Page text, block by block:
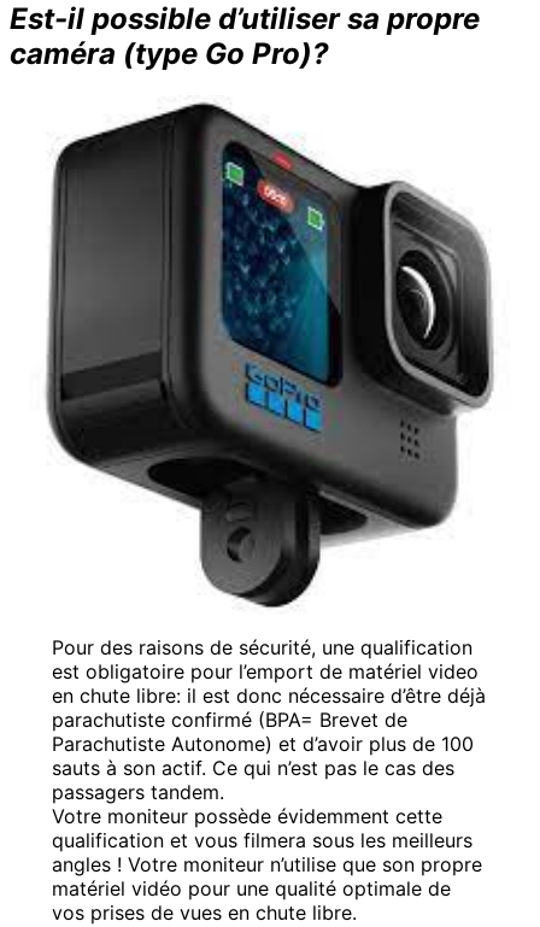
Est-il possible d’utiliser sa propre
caméra (type Go Pro)?
Pour des raisons de sécurité, une qualification
est obligatoire pour l’emport de matériel video
en chute libre: il est donc nécessaire d’être déjà
parachutiste confirmé (BPA= Brevet de
Parachutiste Autonome) et d’avoir plus de 100
sauts à son actif. Ce qui n’est pas le cas des
passagers tandem.
Votre moniteur possède évidemment cette
qualification et vous filmera sous les meilleurs
angles ! Votre moniteur n’utilise que son propre
matériel vidéo pour une qualité optimale de
vos prises de vues en chute libre.